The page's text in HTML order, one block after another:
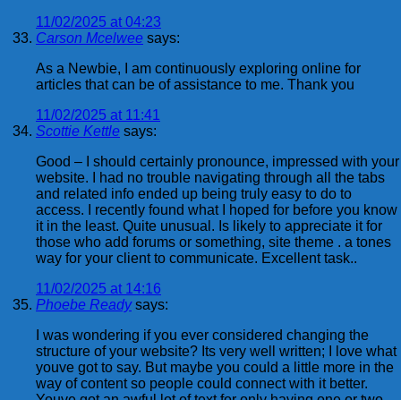
11/02/2025 at 04:23
Carson Mcelwee says:
As a Newbie, I am continuously exploring online for
articles that can be of assistance to me. Thank you
11/02/2025 at 11:41
Scottie Kettle says:
Good – I should certainly pronounce, impressed with your
website. I had no trouble navigating through all the tabs
and related info ended up being truly easy to do to
access. I recently found what I hoped for before you know
it in the least. Quite unusual. Is likely to appreciate it for
those who add forums or something, site theme . a tones
way for your client to communicate. Excellent task..
11/02/2025 at 14:16
Phoebe Ready says:
I was wondering if you ever considered changing the
structure of your website? Its very well written; I love what
youve got to say. But maybe you could a little more in the
way of content so people could connect with it better.